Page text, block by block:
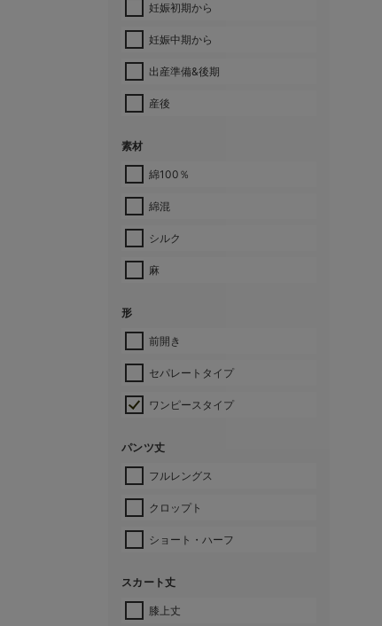
妊娠初期から
妊娠中期から
出産準備&後期
産後
素材
綿100％
綿混
シルク
麻
形
前開き
セパレートタイプ
ワンピースタイプ
パンツ丈
フルレングス
クロップト
ショート・ハーフ
スカート丈
膝上丈